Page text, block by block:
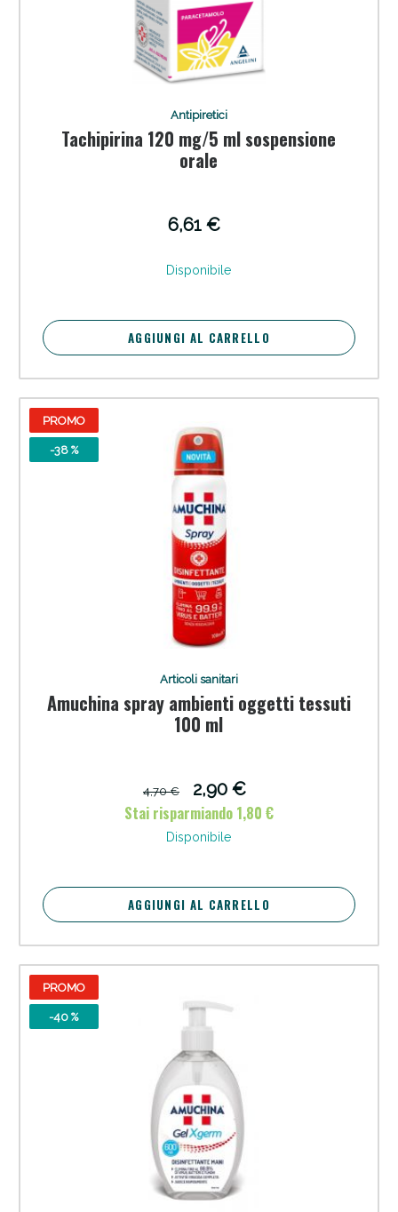
Antipiretici
Tachipirina 120 mg/5 ml sospensione
orale
6,61 €
Disponibile
AGGIUNGI AL CARRELLO
PROMO
-38 %
Articoli sanitari
Amuchina spray ambienti oggetti tessuti
100 ml
4,70 €
2,90 €
Stai risparmiando 1,80 €
Disponibile
AGGIUNGI AL CARRELLO
PROMO
-40 %